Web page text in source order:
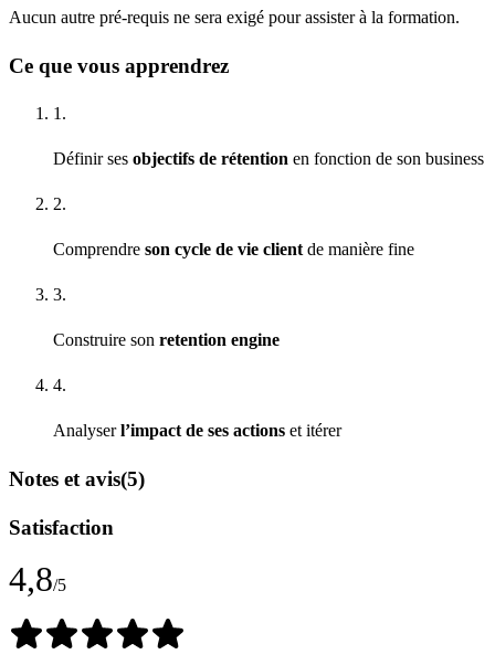
Aucun autre pré-requis ne sera exigé pour assister à la formation.
Ce que vous apprendrez
1.
Définir ses objectifs de rétention en fonction de son business
2.
Comprendre son cycle de vie client de manière fine
3.
Construire son retention engine
4.
Analyserl’impact de ses actions et itérer
Notes et avis(5)
Satisfaction
4,8/5